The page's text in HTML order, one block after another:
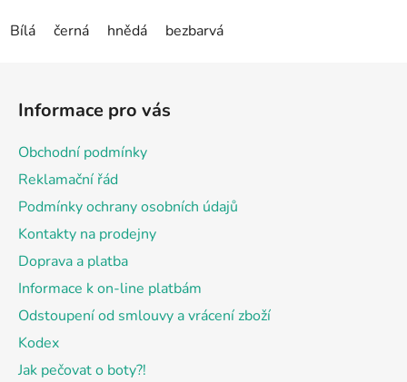
Bílá černá hnědá bezbarvá
Informace pro vás
Obchodní podmínky
Reklamační řád
Podmínky ochrany osobních údajů
Kontakty na prodejny
Doprava a platba
Informace k on-line platbám
Odstoupení od smlouvy a vrácení zboží
Kodex
Jak pečovat o boty?!